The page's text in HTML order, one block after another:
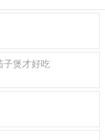
子煲才好吃